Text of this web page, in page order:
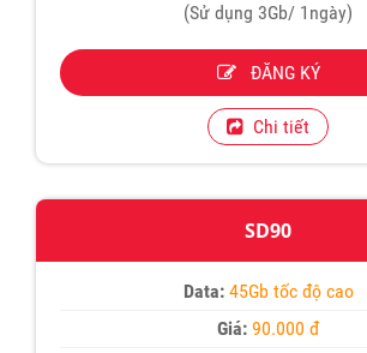
(Sử dụng 3Gb/ 1ngày)
ĐĂNG KÝ
Chi tiết
SD90
Data: 45Gb tốc độ cao
Giá:90.000 đ